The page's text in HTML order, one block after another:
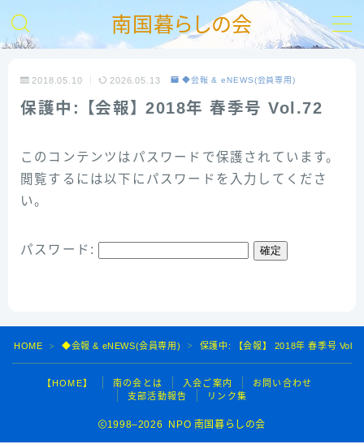
南国暮らしの会
【HOME】
南の会とは
入会ご案内
お問い合わせ
2018.05.10 2026.05.13 ◆会報 & eNEWS(会員専用)
保護中: 【会報】 2018年 春季号 Vol.72
このコンテンツはパスワードで保護されています。
閲覧するには以下にパスワードを入力してくださ
い。
パスワード:
HOME ＞ ◆会報 & eNEWS(会員専用) ＞ 保護中: 【会報】 2018年 春季号
【HOME】 南の会とは 入会ご案内
お問い合わせ
支部活動報告
リンク集
1998–2026 NPO 南国暮らしの会